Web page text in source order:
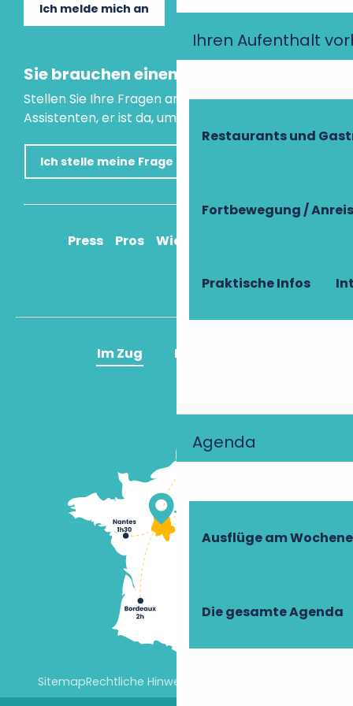
Ihren Aufenthalt
Restaurants und
Fortbewegung /
Praktische Infos
Agenda
Ausflüge am
Die gesamte Agenda
Ich melde mich an
Sie brauchen einen Rat?
Stellen Sie Ihre Fragen an unseren virtuellen
Assistenten, er ist da, um Ihnen zu helfen.
Ich stelle meine Frage
Press Pros Wie komme ich an?
Im Zug Im Flugzeug
SitemapRechtliche Hinweise